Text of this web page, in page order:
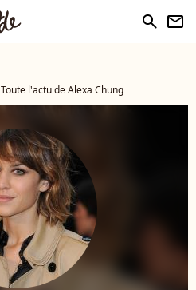
search newsletter
Toute l'actu de Alexa Chung